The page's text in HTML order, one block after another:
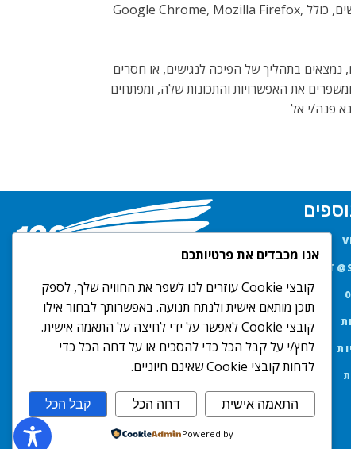
לכן, עבדנו קשה מאוד כדי להיות מסוגלים לתמוך בכל המערכות העיקריות המרכיבות למעלה מ-95% מנתח השוק של המשתמשים, כולל Google Chrome, Mozilla Firefox,
נמצאים בתהליך של הפיכה לנגישים, או חסרים
את האפשרויות והתכונות שלה, ומפתחים
פנה/י אל
אנו מכבדים את פרטיותכם
קובצי Cookie עוזרים לנו לשפר את החוויה שלך, לספק
תוכן מותאם אישית ולנתח תנועה. באפשרותך לבחור אילו
קובצי Cookie לאפשר על ידי לחיצה על התאמה אישית.
לחץ/י על קבל הכל כדי להסכים או על דחה הכל כדי
לדחות קובצי Cookie שאינם חיוניים.
התאמה אישית דחה הכל קבל הכל
Powered by